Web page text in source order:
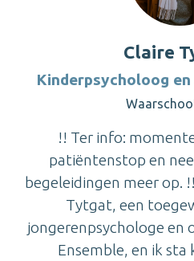
Claire
Kinderpsycholoog
!! Ter info:
patiëntenstop en
begeleidingen meer op.
Tytgat, een
jongerenpsychologe en
Ensemble, en ik